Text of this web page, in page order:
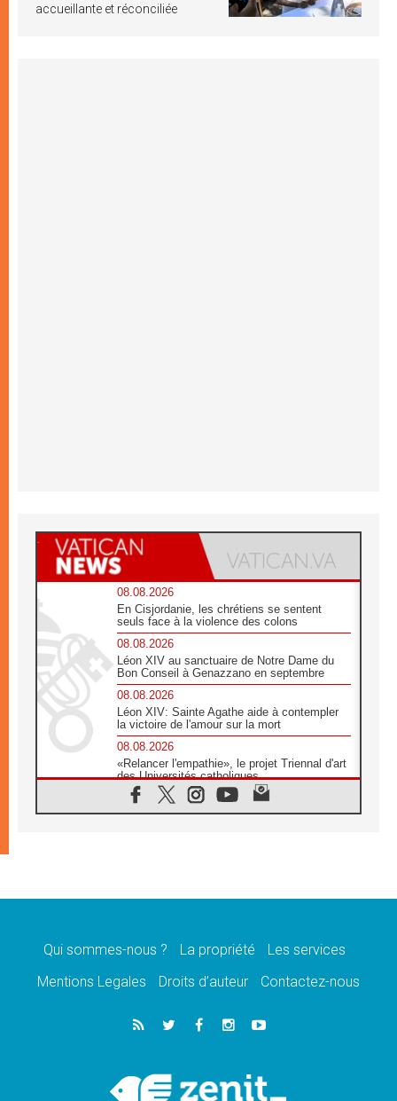
accueillante et réconciliée
08.08.2026
En Cisjordanie, les chrétiens se sentent
seuls face à la violence des colons
08.08.2026
Léon XIV au sanctuaire de Notre Dame du
Bon Conseil à Genazzano en septembre
08.08.2026
Léon XIV: Sainte Agathe aide à contempler
la victoire de l'amour sur la mort
08.08.2026
«Relancer l'empathie», le projet Triennal d'art
des Universités catholiques
08.08.2026
Signis 2026, donner la parole aux religieuses
07.08.2026
07.08.2026
de l'Assomption et mémoire nationale
«La paix commence par l'empathie» estime
le cardinal Parolin
En Colombie, «la paix ne s'achète pas avec
une signature»
Qui sommes-nous ? La propriété
Les services
Mentions Legales
Droits d’auteur Contactez-nous